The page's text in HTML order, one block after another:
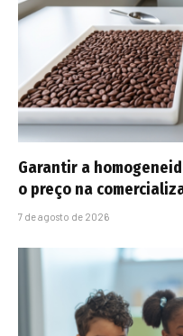
Garantir a
o preço na
7 de agosto de 2026